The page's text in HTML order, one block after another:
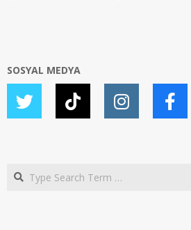
SOSYAL MEDYA
Search